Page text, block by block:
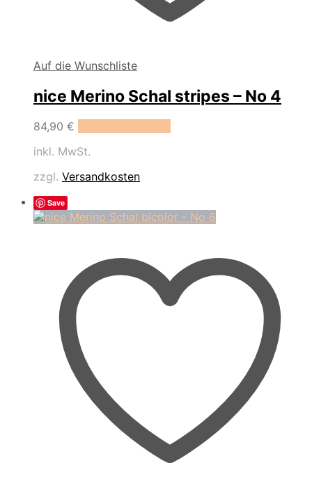
Auf die Wunschliste
nice Merino Schal stripes – No 4
84,90 €
inkl. MwSt.
zzgl. Versandkosten
Save